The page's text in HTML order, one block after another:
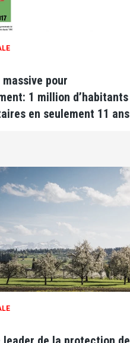
pour
1 million d’habitants
en seulement 11 ans